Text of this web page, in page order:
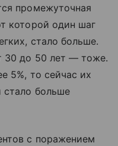
промежуточная
которой один шаг
стало больше.
30 до 50 лет — тоже.
5%, то сейчас их
стало больше
с поражением